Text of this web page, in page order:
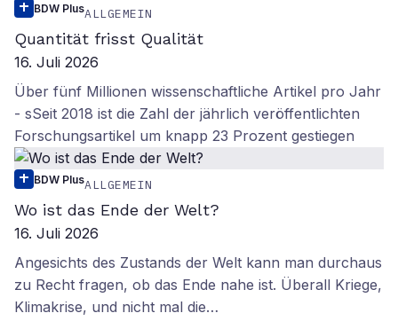
BDW PlusALLGEMEIN
Quantität frisst Qualität
16. Juli 2026
Über fünf Millionen wissenschaftliche Artikel pro Jahr
- sSeit 2018 ist die Zahl der jährlich veröffentlichten
Forschungsartikel um knapp 23 Prozent gestiegen
BDW PlusALLGEMEIN
Wo ist das Ende der Welt?
16. Juli 2026
Angesichts des Zustands der Welt kann man durchaus
zu Recht fragen, ob das Ende nahe ist. Überall Kriege,
Klimakrise, und nicht mal die…